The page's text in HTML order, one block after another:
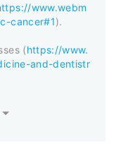
www.webm
cancer#1).
(https://www.
and-dentistr